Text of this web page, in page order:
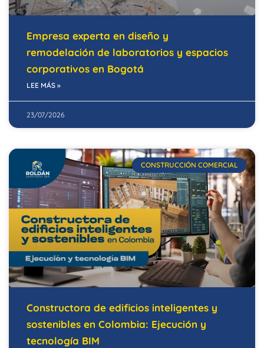
Empresa experta en diseño y
remodelación de laboratorios y espacios
corporativos en Bogotá
LEE MÁS »
23/07/2026
CONSTRUCCIÓN COMERCIAL
Constructora de edificios inteligentes y
sostenibles en Colombia: Ejecución y
tecnología BIM